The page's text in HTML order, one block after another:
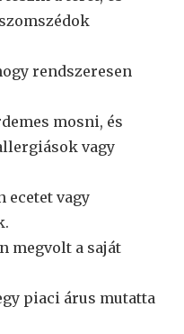
rendszeresen
mosni, és
vagy
ecetet vagy
megvolt a saját
piaci árus mutatta